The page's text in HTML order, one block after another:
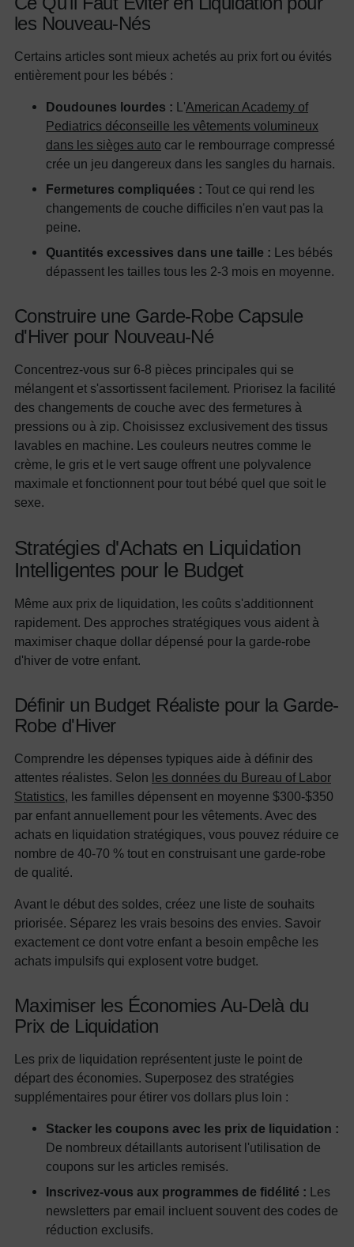
les Nouveau-Nés
Certains articles sont mieux achetés au prix fort ou évités
entièrement pour les bébés :
Doudounes lourdes : L'American Academy of
Pediatrics déconseille les vêtements volumineux
dans les sièges auto car le rembourrage compressé
crée un jeu dangereux dans les sangles du harnais.
Fermetures compliquées : Tout ce qui rend les
changements de couche difficiles n'en vaut pas la
peine.
Quantités excessives dans une taille : Les bébés
dépassent les tailles tous les 2-3 mois en moyenne.
Construire une Garde-Robe Capsule
d'Hiver pour Nouveau-Né
Concentrez-vous sur 6-8 pièces principales qui se
mélangent et s'assortissent facilement. Priorisez la facilité
des changements de couche avec des fermetures à
pressions ou à zip. Choisissez exclusivement des tissus
lavables en machine. Les couleurs neutres comme le
crème, le gris et le vert sauge offrent une polyvalence
maximale et fonctionnent pour tout bébé quel que soit le
sexe.
Stratégies d'Achats en Liquidation
Intelligentes pour le Budget
Même aux prix de liquidation, les coûts s'additionnent
rapidement. Des approches stratégiques vous aident à
maximiser chaque dollar dépensé pour la garde-robe
d'hiver de votre enfant.
Définir un Budget Réaliste pour la Garde-
Robe d'Hiver
Comprendre les dépenses typiques aide à définir des
attentes réalistes. Selon les données du Bureau of Labor
Statistics, les familles dépensent en moyenne $300-$350
par enfant annuellement pour les vêtements. Avec des
achats en liquidation stratégiques, vous pouvez réduire ce
nombre de 40-70 % tout en construisant une garde-robe
de qualité.
Avant le début des soldes, créez une liste de souhaits
priorisée. Séparez les vrais besoins des envies. Savoir
exactement ce dont votre enfant a besoin empêche les
achats impulsifs qui explosent votre budget.
Maximiser les Économies Au-Delà du
Prix de Liquidation
Les prix de liquidation représentent juste le point de
départ des économies. Superposez des stratégies
supplémentaires pour étirer vos dollars plus loin :
Stacker les coupons avec les prix de liquidation :
De nombreux détaillants autorisent l'utilisation de
coupons sur les articles remisés.
Inscrivez-vous aux programmes de fidélité : Les
newsletters par email incluent souvent des codes de
réduction exclusifs.